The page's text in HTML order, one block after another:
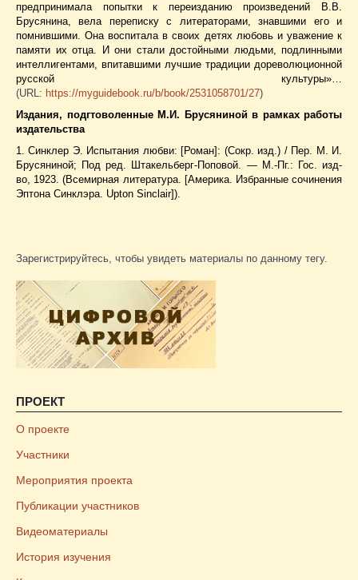
предпринимала попытки к переизданию произведений В.В.
Брусянина, вела переписку с литераторами, знавшими его и
помнившими. Она воспитала в своих детях любовь и уважение к
памяти их отца. И они стали достойными людьми, подлинными
интеллигентами, впитавшими лучшие традиции дореволюционной
русской культуры»…
(URL: https://myguidebook.ru/b/book/2531058701/27)
Издания, подгтоволенные М.И. Брусяниной в рамках работы
издательства
1. Синклер Э. Испытания любви: [Роман]: (Сокр. изд.) / Пер. М. И.
Брусяниной; Под ред. Штакельберг-Поповой. — М.-Пг.: Гос. изд-
во, 1923. (Всемирная литература. [Америка. Избранные сочинения
Эптона Синклэра. Upton Sinclair]).
Зарегистрируйтесь, чтобы увидеть материалы по данному тегу.
ПРОЕКТ
О проекте
Участники
Мероприятия проекта
Публикации участников
Видеоматериалы
История изучения